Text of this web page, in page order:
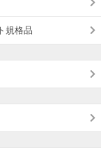
規格品